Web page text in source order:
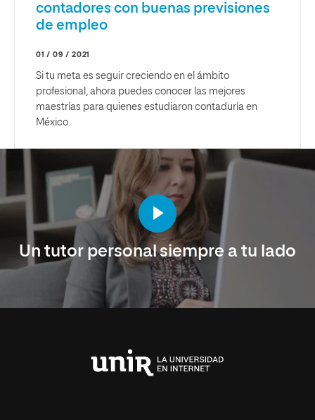
contadores con buenas previsiones
de empleo
01 / 09 / 2021
Si tu meta es seguir creciendo en el ámbito
profesional, ahora puedes conocer las mejores
maestrías para quienes estudiaron contaduría en
México.
Un tutor personal siempre a tu lado